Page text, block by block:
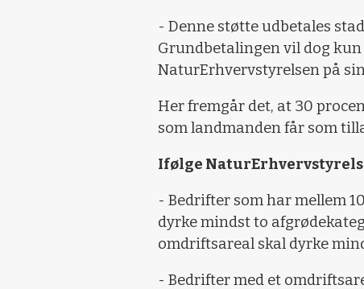
- Denne støtte udbetales
Grundbetalingen vil dog
NaturErhvervstyrelsen på
Her fremgår det, at 30
som landmanden får som
Ifølge
- Bedrifter som har mellem
dyrke mindst to
omdriftsareal skal dyrke
- Bedrifter med et